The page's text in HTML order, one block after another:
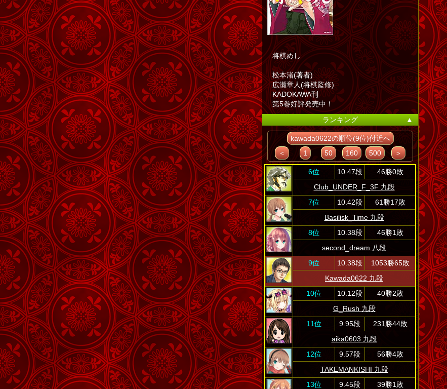
将棋めし
松本渚(著者)
広瀬章人(将棋監修)
KADOKAWA刊
第5巻好評発売中！
ランキング
▲
kawada0622の順位(9位)付近へ
＜
1 50 160 500 ＞
6位 10.47段
46勝0敗
Club_UNDER_F_3F 九段
7位
10.42段
61勝17敗
Basilisk_Time 九段
8位
10.38段
46勝1敗
second_dream 八段
9位
10.38段
1053勝65敗
Kawada0622 九段
10位
10.12段
40勝2敗
G_Rush 九段
11位
9.95段
231勝44敗
aika0603 九段
12位
9.57段
56勝4敗
TAKEMANKISHI 九段
13位
9.45段
39勝1敗